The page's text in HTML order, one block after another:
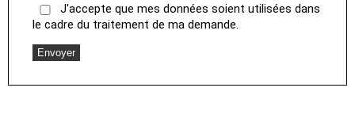
J'accepte que mes données soient utilisées dans
le cadre du traitement de ma demande.